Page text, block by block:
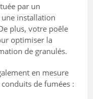
par un
installation
plus, votre poêle
optimiser la
de granulés.
en mesure
de fumées :